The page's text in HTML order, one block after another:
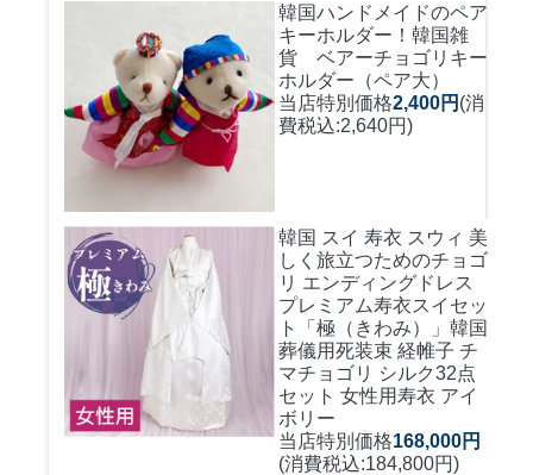
韓国ハンドメイドのペア
キーホルダー！ 韓国雑
貨 ベアーチョゴリキー
ホルダー（ペア大）
当店特別価格2,400円 (消
費税込:2,640円)
韓国 スイ 寿衣 スウィ 美
しく旅立つためのチョゴ
リ エンディングドレス
プレミアム寿衣スイセッ
ト「極（きわみ）」韓国
葬儀用死装束 経帷子 チ
マチョゴリ シルク32点
セット 女性用寿衣 アイ
ボリー
当店特別価格168,000円
(消費税込:184,800円)